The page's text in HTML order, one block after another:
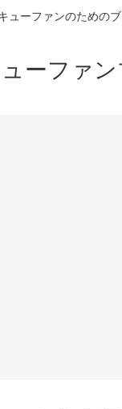
ューファンのための
ーファン